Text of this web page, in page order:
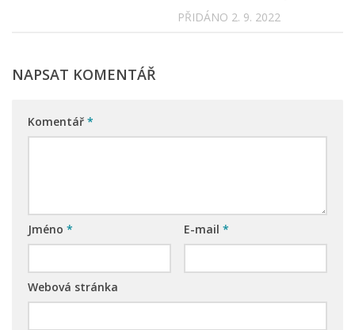
Kontakt
PŘIDÁNO 2. 9. 2022
NAPSAT KOMENTÁŘ
Komentář *
Jméno * E-mail *
Webová stránka